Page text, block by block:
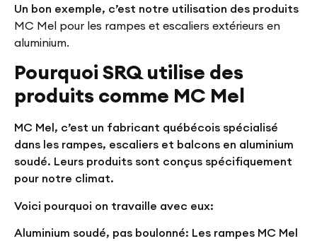
Un bon exemple, c’est notre utilisation des produits
MC Mel pour les rampes et escaliers extérieurs en
aluminium.
Pourquoi SRQ utilise des
produits comme MC Mel
MC Mel, c’est un fabricant québécois spécialisé
dans les rampes, escaliers et balcons en aluminium
soudé. Leurs produits sont conçus spécifiquement
pour notre climat.
Voici pourquoi on travaille avec eux:
Aluminium soudé, pas boulonné: Les rampes MC Mel